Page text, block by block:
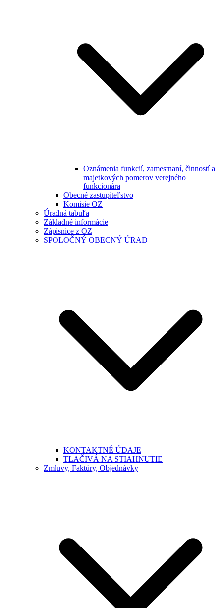
Oznámenia funkcií, zamestnaní, činností a
majetkových pomerov verejného
funkcionára
Obecné zastupiteľstvo
Komisie OZ
Úradná tabuľa
Základné informácie
Zápisnice z OZ
SPOLOČNÝ OBECNÝ ÚRAD
KONTAKTNÉ ÚDAJE
TLAČIVÁ NA STIAHNUTIE
Zmluvy, Faktúry, Objednávky